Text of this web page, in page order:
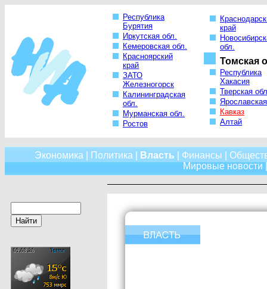
Республика
Бурятия
Иркутская обл.
Кемеровская обл.
Красноярский
край
ЗАТО
Железногорск
Калининградская
обл.
Мурманская обл.
Ростов
край
обл.
Томская
Республика
Хакасия
Тверская
Кавказ
Алтай
Экономика Политика Власть Финансы
Мировые новости